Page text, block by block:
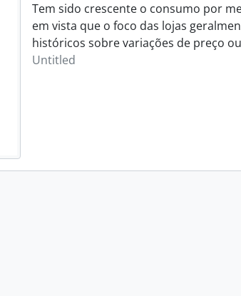
Tem sido crescente o consumo por
em vista que o foco das lojas
históricos sobre variações de preço
Untitled